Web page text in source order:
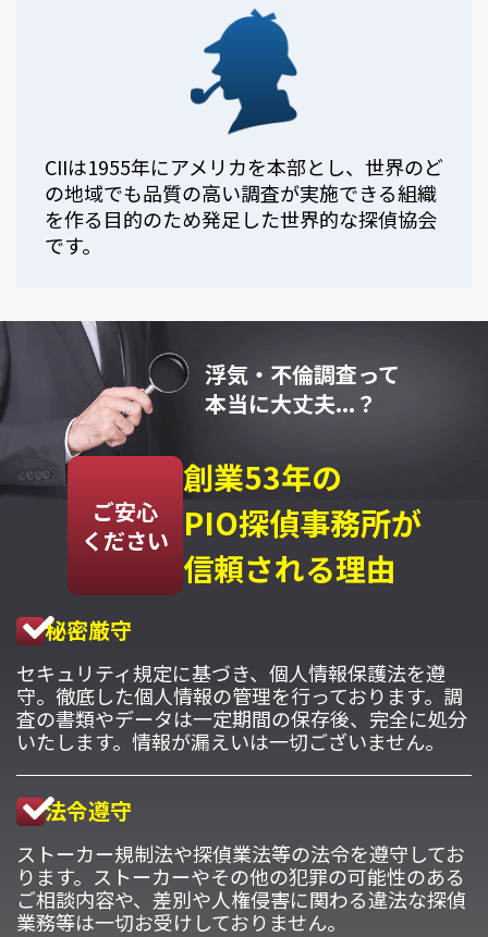
CIIは1955年にアメリカを本部とし、世界のど
の地域でも品質の高い調査が実施できる組織
を作る目的のため発足した世界的な探偵協会
です。
浮気・不倫調査って
本当に大丈夫...？
ご安心
ください
創業53年の
PIO探偵事務所が
信頼される理由
秘密厳守
セキュリティ規定に基づき、個人情報保護法を遵
守。徹底した個人情報の管理を行っております。調
査の書類やデータは一定期間の保存後、完全に処分
いたします。情報が漏えいは一切ございません。
法令遵守
ストーカー規制法や探偵業法等の法令を遵守してお
ります。ストーカーやその他の犯罪の可能性のある
ご相談内容や、差別や人権侵害に関わる違法な探偵
業務等は一切お受けしておりません。